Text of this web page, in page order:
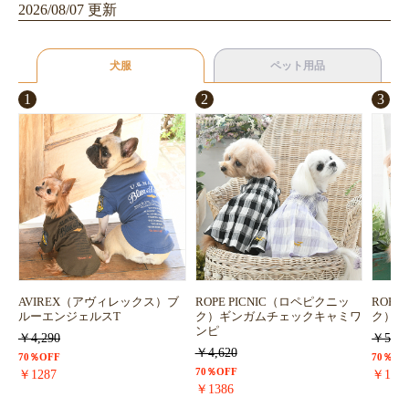
2026/08/07 更新
犬服 ペット用品
1
AVIREX（アヴィレックス）ブ
ルーエンジェルスT
￥4,290
70％OFF
￥1287
2
ROPE PICNIC（ロペピクニッ
ク）ギンガムチェックキャミワ
ンピ
￥4,620
70％OFF
￥1386
3
ROPE
ク）
￥
70％
￥